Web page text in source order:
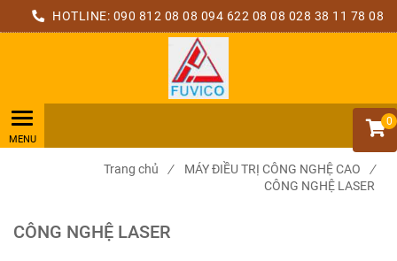
HOTLINE: 090 812 08 08 094 622 08 08 028 38 11 78 08
0
Trang chủ / MÁY ĐIỀU TRỊ CÔNG NGHỆ CAO
/
CÔNG NGHỆ LASER
CÔNG NGHỆ LASER